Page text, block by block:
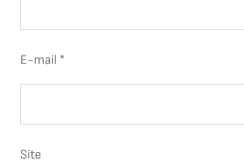
E-mail *
Site